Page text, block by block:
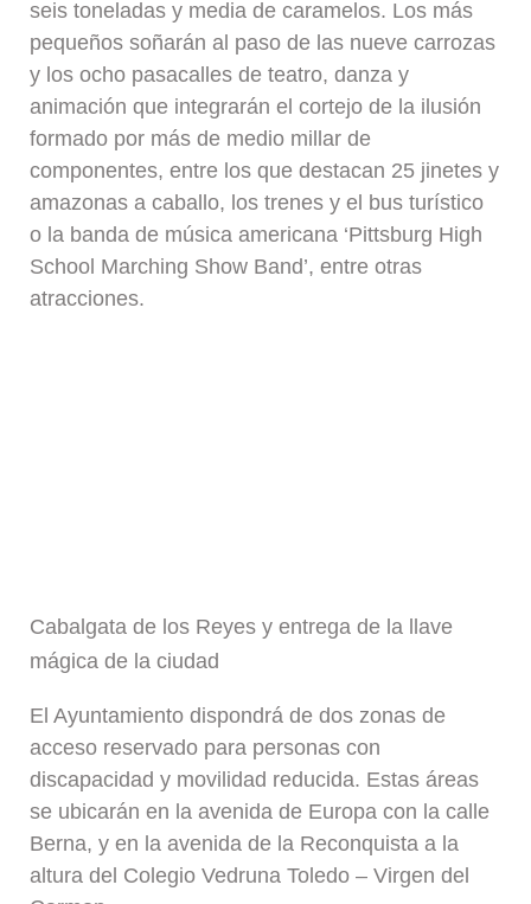
seis toneladas y media de caramelos. Los más
pequeños soñarán al paso de las nueve carrozas
y los ocho pasacalles de teatro, danza y
animación que integrarán el cortejo de la ilusión
formado por más de medio millar de
componentes, entre los que destacan 25 jinetes y
amazonas a caballo, los trenes y el bus turístico
o la banda de música americana ‘Pittsburg High
School Marching Show Band’, entre otras
atracciones.
Cabalgata de los Reyes y entrega de la llave
mágica de la ciudad
El Ayuntamiento dispondrá de dos zonas de
acceso reservado para personas con
discapacidad y movilidad reducida. Estas áreas
se ubicarán en la avenida de Europa con la calle
Berna, y en la avenida de la Reconquista a la
altura del Colegio Vedruna Toledo – Virgen del